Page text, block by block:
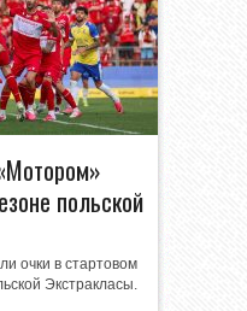
польской
очки в стартовом
Экстракласы.